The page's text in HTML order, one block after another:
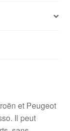
et Peugeot
Il peut